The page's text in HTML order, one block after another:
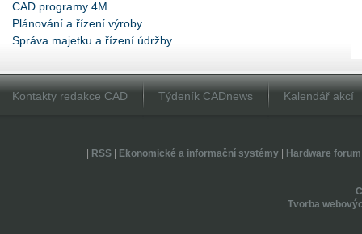
CAD programy 4M
Plánování a řízení výroby
Správa majetku a řízení údržby
Kontakty redakce CAD Týdeník CADnews Kalendář akcí
RSS| Ekonomické a informační systémy| Hardware forum
Tvorba